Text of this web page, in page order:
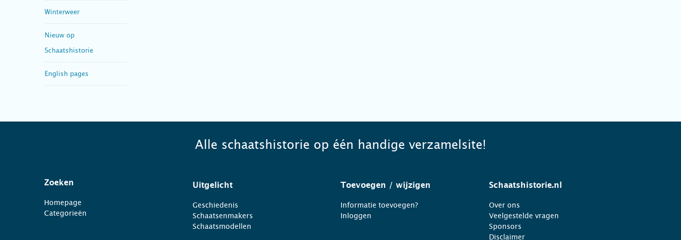
Winterweer
Nieuw op
Schaatshistorie
English pages
Alle schaatshistorie op één handige verzamelsite!
Zoeken
Homepage
Categorieën
Uitgelicht
Geschiedenis
Schaatsenmakers
Schaatsmodellen
Toevoegen / wijzigen
Informatie toevoegen?
Inloggen
Schaatshistorie.nl
Over ons
Veelgestelde vragen
Sponsors
Disclaimer